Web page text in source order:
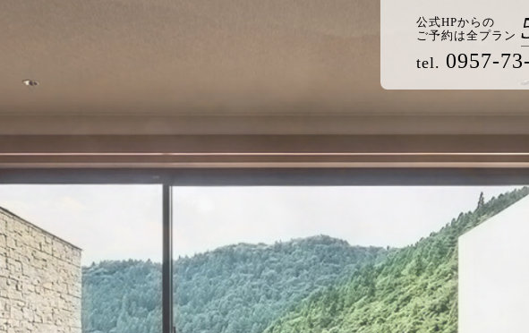
慶事/法事 交通
公式HPからの
ご予約は全プラン
tel. 0957-
客室 交通アクセス
団体プラン
館内施設 ウエディング